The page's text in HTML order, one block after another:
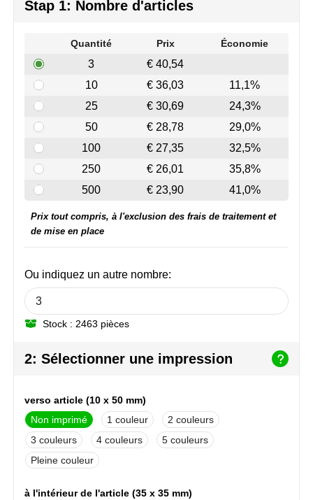
Vêtements de sport
Sécurité, voiture & vélo
Loisirs, jeux & plein air
Vêtements de travail
Join the pipe
Lipton
MagLite
Marksman
Marvin's
Mentos
Mepal
Moleskine
NoStress
Ocean Bottle
Parker pennen
Peekay
Stap 1: Nombre d'articles
Quantité Prix Économie
3
€ 40,54
10
€ 36,03
11,1%
25
€ 30,69
24,3%
50
€ 28,78
29,0%
100
€ 27,35
32,5%
250
€ 26,01
35,8%
500
€ 23,90 41,0%
Ou indiquez un autre nombre:
Stock : 2463 pièces
Prix tout compris, à l'exclusion des frais de traitement et
de mise en place
2: Sélectionner une impression
verso article (10 x 50 mm)
Non imprimé
1
2
3
4
5
Pleine couleur
à l'intérieur de l'article (35 x 35 mm)